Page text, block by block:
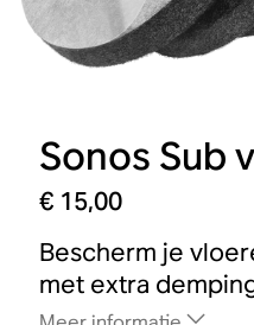
Sonos Sub
€ 15,00
Bescherm je
met extra